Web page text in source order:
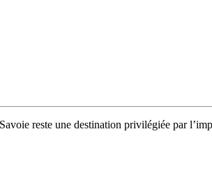
reste une destination privilégiée par